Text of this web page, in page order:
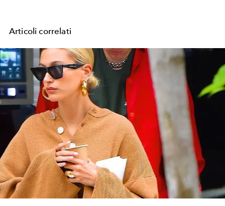
Articoli correlati